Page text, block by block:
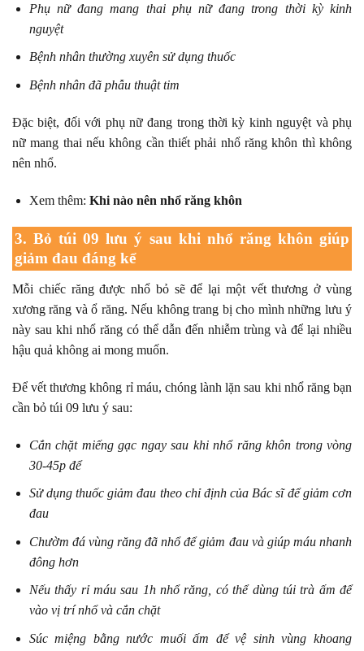
Phụ nữ đang mang thai phụ nữ đang trong thời kỳ kinh
nguyệt
Bệnh nhân thường xuyên sử dụng thuốc
Bệnh nhân đã phẫu thuật tim
Đặc biệt, đối với phụ nữ đang trong thời kỳ kinh nguyệt và phụ
nữ mang thai nếu không cần thiết phải nhổ răng khôn thì không
nên nhổ.
Xem thêm: Khi nào nên nhổ răng khôn
3. Bỏ túi 09 lưu ý sau khi nhổ răng khôn giúp
giảm đau đáng kể
Mỗi chiếc răng được nhổ bỏ sẽ để lại một vết thương ở vùng
xương răng và ổ răng. Nếu không trang bị cho mình những lưu ý
này sau khi nhổ răng có thể dẫn đến nhiễm trùng và để lại nhiều
hậu quả không ai mong muốn.
Để vết thương không rỉ máu, chóng lành lặn sau khi nhổ răng bạn
cần bỏ túi 09 lưu ý sau:
Cắn chặt miếng gạc ngay sau khi nhổ răng khôn trong vòng
30-45p để
Sử dụng thuốc giảm đau theo chỉ định của Bác sĩ để giảm cơn
đau
Chườm đá vùng răng đã nhổ để giảm đau và giúp máu nhanh
đông hơn
Nếu thấy rỉ máu sau 1h nhổ răng, có thể dùng túi trà ấm để
vào vị trí nhổ và cắn chặt
Súc miệng bằng nước muối ấm để vệ sinh vùng khoang